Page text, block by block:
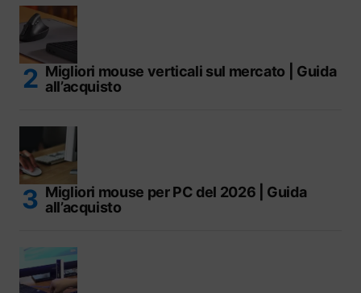
Migliori mouse verticali sul mercato | Guida
all’acquisto
Migliori mouse per PC del 2026 | Guida
all’acquisto